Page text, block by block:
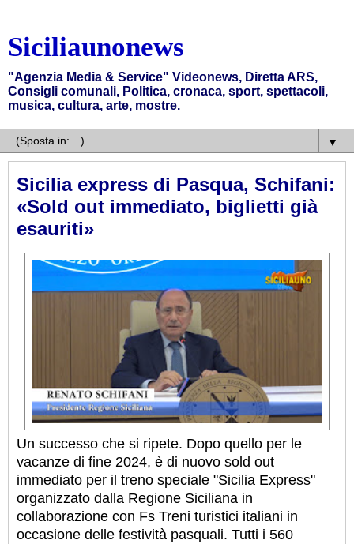
Siciliaunonews
"Agenzia Media & Service" Videonews, Diretta ARS,
Consigli comunali, Politica, cronaca, sport, spettacoli,
musica, cultura, arte, mostre.
▼
Sicilia express di Pasqua, Schifani:
«Sold out immediato, biglietti già
esauriti»
Un successo che si ripete. Dopo quello per le
vacanze di fine 2024, è di nuovo sold out
immediato per il treno speciale "Sicilia Express"
organizzato dalla Regione Siciliana in
collaborazione con Fs Treni turistici italiani in
occasione delle festività pasquali. Tutti i 560